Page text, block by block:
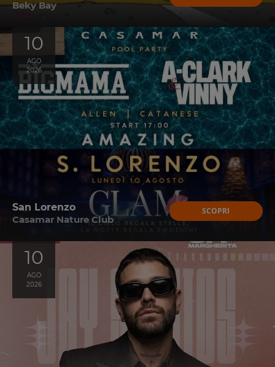
Beky Bay
10
AGO
2026
San Lorenzo
Casamar Nature Club
SCOPRI
10
AGO
2026